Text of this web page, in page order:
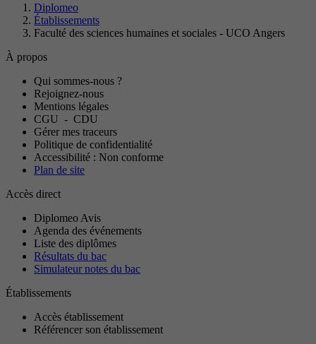
Diplomeo
Établissements
Faculté des sciences humaines et sociales - UCO Angers
À propos
Qui sommes-nous ?
Rejoignez-nous
Mentions légales
CGU - CDU
Gérer mes traceurs
Politique de confidentialité
Accessibilité : Non conforme
Plan de site
Accès direct
Diplomeo Avis
Agenda des événements
Liste des diplômes
Résultats du bac
Simulateur notes du bac
Établissements
Accès établissement
Référencer son établissement